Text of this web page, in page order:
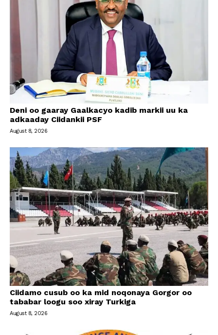
Deni oo gaaray Gaalkacyo kadib markii uu ka
adkaaday Ciidankii PSF
August 8, 2026
Ciidamo cusub oo ka mid noqonaya Gorgor oo
tababar loogu soo xiray Turkiga
August 8, 2026